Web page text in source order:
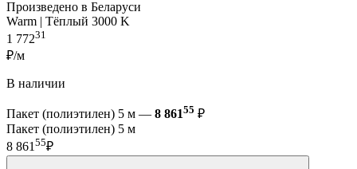
Произведено в Беларуси
Warm | Тёплый 3000 K
1 77231
₽/м
В наличии
Пакет (полиэтилен) 5 м — 8 86155 ₽
Пакет (полиэтилен) 5 м
8 86155₽